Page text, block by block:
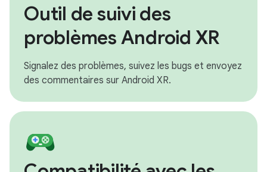
Outil de suivi des
problèmes Android XR
Signalez des problèmes, suivez les bugs et envoyez
des commentaires sur Android XR.